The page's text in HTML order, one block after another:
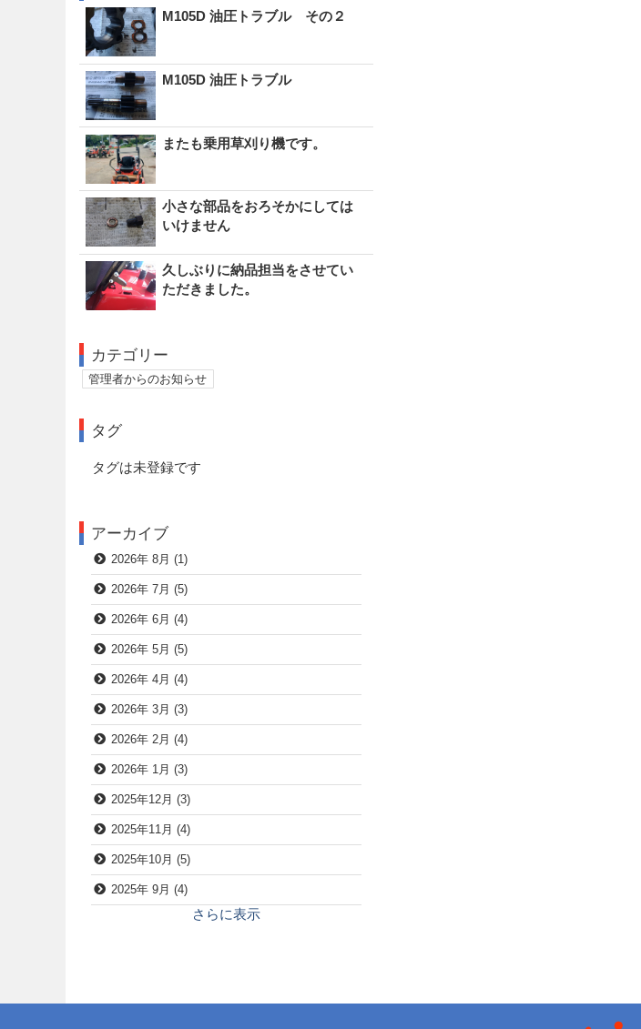
M105D 油圧トラブル その２
M105D 油圧トラブル
またも乗用草刈り機です。
小さな部品をおろそかにしては
いけません
久しぶりに納品担当をさせてい
ただきました。
カテゴリー
管理者からのお知らせ
タグ
タグは未登録です
アーカイブ
2026年 8月 (1)
2026年 7月 (5)
2026年 6月 (4)
2026年 5月 (5)
2026年 4月 (4)
2026年 3月 (3)
2026年 2月 (4)
2026年 1月 (3)
2025年12月 (3)
2025年11月 (4)
2025年10月 (5)
2025年 9月 (4)
さらに表示